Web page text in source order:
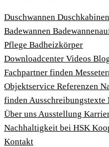
Duschwannen Duschkabinen
Badewannen
Pflege Badheizkörper
Download­center Videos
Fachpartner finden
Objektservice Referenzen
finden Ausschreibungstexte
Über uns Ausstellung
Nachhaltigkeit bei HSK
Kontakt